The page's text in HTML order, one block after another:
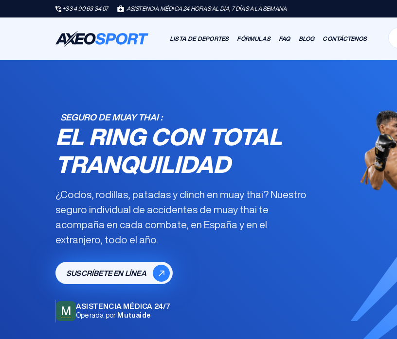
+33 4 90 63 34 07 ASISTENCIA MÉDICA 24 HORAS AL DÍA, 7 DÍAS A LA SEMANA
LISTA DE DEPORTES FÓRMULAS FAQ BLOG CONTÁCTENOS
SEGURO DE MUAY THAI :
EL RING CON TOTAL
TRANQUILIDAD
¿Codos, rodillas, patadas y clinch en muay thai? Nuestro
seguro individual de accidentes de muay thai te
acompaña en cada combate, en España y en el
extranjero, todo el año.
SUSCRÍBETE EN LÍNEA
M ASISTENCIA MÉDICA 24/7
Operada por Mutuaide